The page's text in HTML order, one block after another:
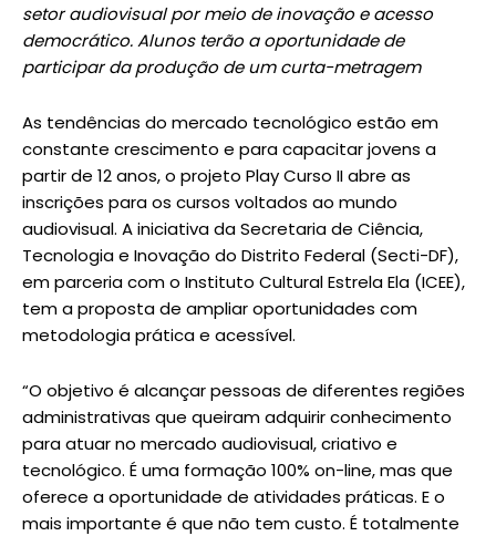
setor audiovisual por meio de inovação e acesso
democrático. Alunos terão a oportunidade de
participar da produção de um curta-metragem
As tendências do mercado tecnológico estão em
constante crescimento e para capacitar jovens a
partir de 12 anos, o projeto Play Curso II abre as
inscrições para os cursos voltados ao mundo
audiovisual. A iniciativa da Secretaria de Ciência,
Tecnologia e Inovação do Distrito Federal (Secti-DF),
em parceria com o Instituto Cultural Estrela Ela (ICEE),
tem a proposta de ampliar oportunidades com
metodologia prática e acessível.
“O objetivo é alcançar pessoas de diferentes regiões
administrativas que queiram adquirir conhecimento
para atuar no mercado audiovisual, criativo e
tecnológico. É uma formação 100% on-line, mas que
oferece a oportunidade de atividades práticas. E o
mais importante é que não tem custo. É totalmente